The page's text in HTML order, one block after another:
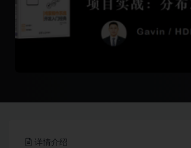
详情介绍